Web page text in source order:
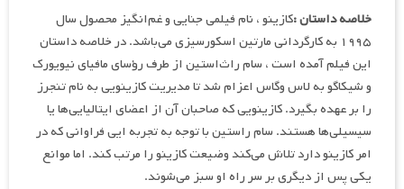
خلاصه داستان :کازینو ، نام فیلمی جنایی و غم‌انگیز محصول سال
۱۹۹۵ به کارگردانی مارتین اسکورسیزی می‌باشد. در خلاصه داستان
این فیلم آمده است ، سام راث‌استین از طرف رؤسای مافیای نیویورک
و شیکاگو به لاس وگاس اعزام شد تا مدیریت کازینویی به نام تنجرز
را بر عهده بگیرد. کازینویی که صاحبان آن از اعضای ایتالیایی‌ها یا
سیسیلی‌ها هستند. سام راستین با توجه به تجربه ایی فراوانی که در
امر کازینو دارد تلاش می‌کند وضیعت کازینو را مرتب کند. اما موانع
یکی پس از دیگری بر سر راه او سبز می‌شوند.